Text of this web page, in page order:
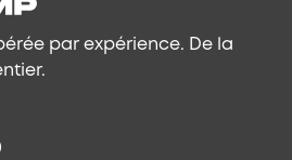
par expérience. De la